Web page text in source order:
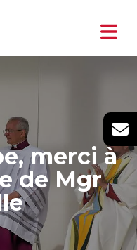
merci à
de Mgr